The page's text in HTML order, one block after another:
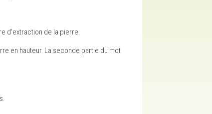
d'extraction de la pierre.
en hauteur. La seconde partie du mot